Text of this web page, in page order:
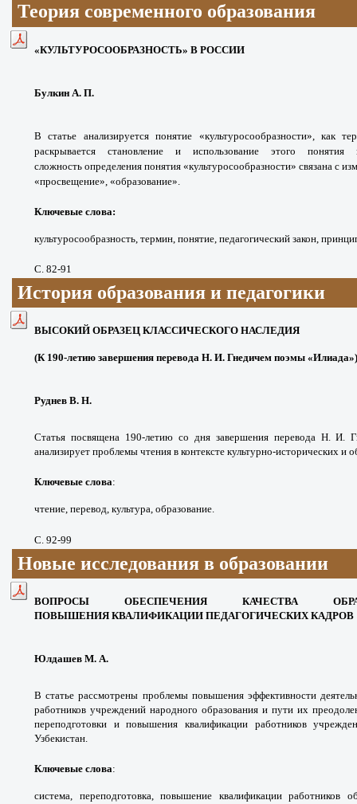
Теория современного образования
«КУЛЬТУРОСООБРАЗНОСТЬ» В РОССИИ
Булкин А. П.
В статье анализируется понятие «культуросообразности», как
раскрывается становление и использование этого
сложность определения понятия «культуросообразности» связана с
«просвещение», «образование».
Ключевые слова:
культуросообразность, термин, понятие, педагогический закон,
С. 82-91
История образования и педагогики
ВЫСОКИЙ ОБРАЗЕЦ КЛАССИЧЕСКОГО НАСЛЕДИЯ
(К 190-летию завершения перевода Н. И. Гнедичем поэмы «Илиада»)
Руднев В. Н.
Статья посвящена 190-летию со дня завершения перевода Н. И.
анализирует проблемы чтения в контексте культурно-исторических и
Ключевые слова:
чтение, перевод, культура, образование.
С. 92-99
Новые исследования в образовании
ВОПРОСЫ ОБЕСПЕЧЕНИЯ КАЧЕСТВА
ПОВЫШЕНИЯ КВАЛИФИКАЦИИ ПЕДАГОГИЧЕСКИХ КАДРОВ
Юлдашев М. А.
В статье рассмотрены проблемы повышения эффективности
работников учреждений народного образования и пути их
переподготовки и повышения квалификации работников
Узбекистан.
Ключевые слова:
система, переподготовка, повышение квалификации работников